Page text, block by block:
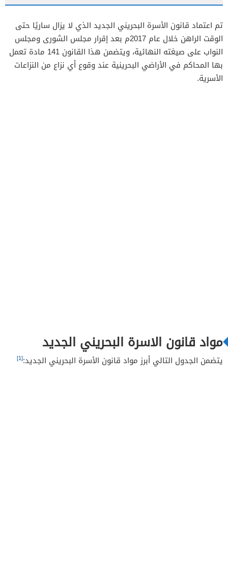
2
تم اعتماد قانون الأسرة البحريني الجديد الذي لا يزال ساريًا حتى
الوقت الراهن خلال عام 2017م بعد إقرار مجلس الشورى ومجلس
النواب على صيغته النهائية، ويتضمن هذا القانون 141 مادة تعمل
بها المحاكم في الأراضي البحرينية عند وقوع أي نزاع من النزاعات
الأسرية.
مواد قانون الاسرة البحريني الجديد
يتضمن الجدول التالي أبرز مواد قانون الأسرة البحريني الجديد:[1]